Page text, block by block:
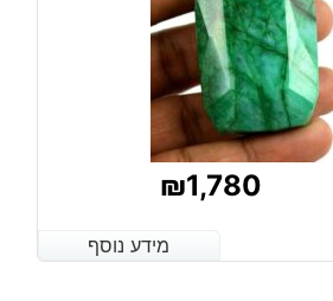
₪1,780
מידע נוסף
מידע נוסף